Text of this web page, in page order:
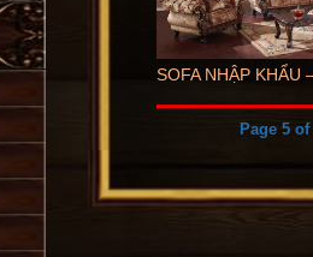
SOFA NHẬP KHẨU
Page 5 of